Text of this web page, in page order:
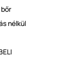
nélkül